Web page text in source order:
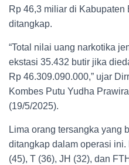
Rp 46,3 miliar di
ditangkap.
“Total nilai uang narkotika
ekstasi 35.432 butir jika
Rp 46.309.090.000,” ujar
Kombes Putu Yudha
(19/5/2025).
Lima orang tersangka yang
ditangkap dalam operasi
(45), T (36), JH (32), dan